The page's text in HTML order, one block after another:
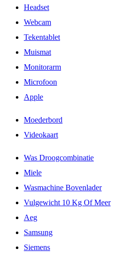
Headset
Webcam
Tekentablet
Muismat
Monitorarm
Microfoon
Apple
Moederbord
Videokaart
Was Droogcombinatie
Miele
Wasmachine Bovenlader
Vulgewicht 10 Kg Of Meer
Aeg
Samsung
Siemens